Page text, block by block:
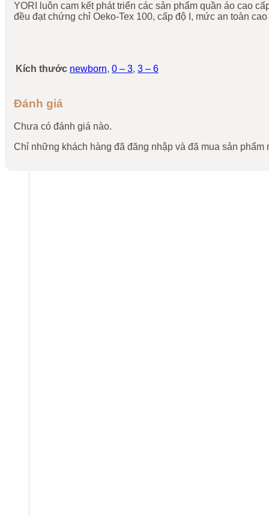
YORI luôn cam kết phát triển các sản phẩm quần áo cao
đều đạt chứng chỉ Oeko-Tex 100, cấp độ I, mức an toàn
Kích thước newborn, 0 – 3, 3 – 6
Đánh giá
Chưa có đánh giá nào.
Chỉ những khách hàng đã đăng nhập và đã mua sản phẩm